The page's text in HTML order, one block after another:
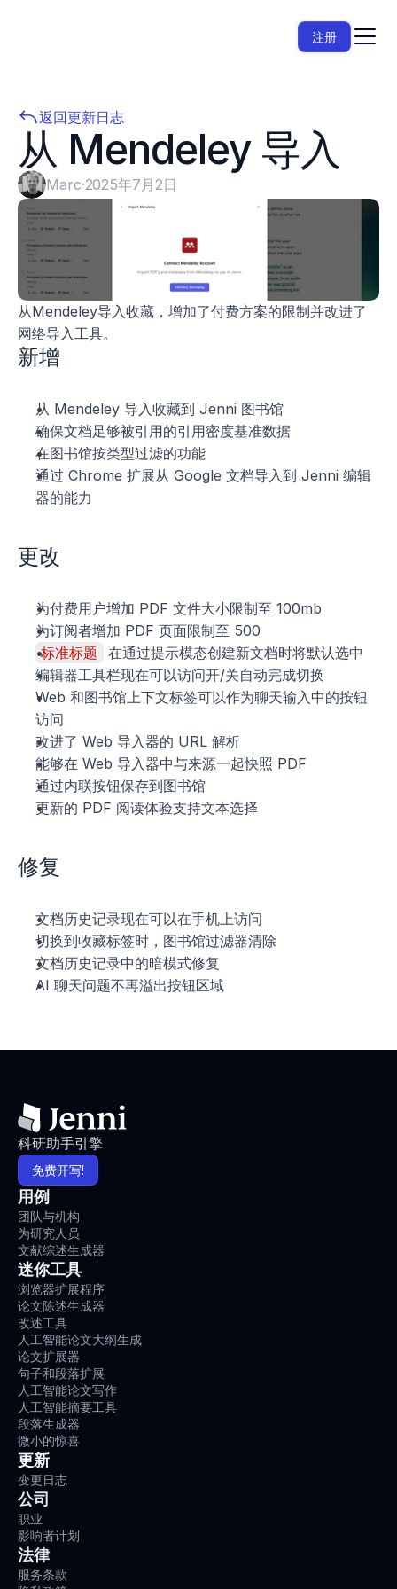
返回更新日志
从 Mendeley 导入
Marc·2025年7月2日
从Mendeley导入收藏，增加了付费方案的限制并改进了
网络导入工具。
新增
从 Mendeley 导入收藏到 Jenni 图书馆
确保文档足够被引用的引用密度基准数据
在图书馆按类型过滤的功能
通过 Chrome 扩展从 Google 文档导入到 Jenni 编辑
器的能力
更改
为付费用户增加 PDF 文件大小限制至 100mb
为订阅者增加 PDF 页面限制至 500
标准标题
在通过提示模态创建新文档时将默认选中
编辑器工具栏现在可以访问开/关自动完成切换
Web 和图书馆上下文标签可以作为聊天输入中的按钮
访问
改进了 Web 导入器的 URL 解析
能够在 Web 导入器中与来源一起快照 PDF
通过内联按钮保存到图书馆
更新的 PDF 阅读体验支持文本选择
修复
文档历史记录现在可以在手机上访问
切换到收藏标签时，图书馆过滤器清除
文档历史记录中的暗模式修复
AI 聊天问题不再溢出按钮区域
注册
科研助手引擎
免费开写!
用例
团队与机构
为研究人员
文献综述生成器
迷你工具
浏览器扩展程序
论文陈述生成器
改述工具
人工智能论文大纲生成
论文扩展器
句子和段落扩展
人工智能论文写作
人工智能摘要工具
段落生成器
微小的惊喜
更新
变更日志
公司
职业
影响者计划
法律
服务条款